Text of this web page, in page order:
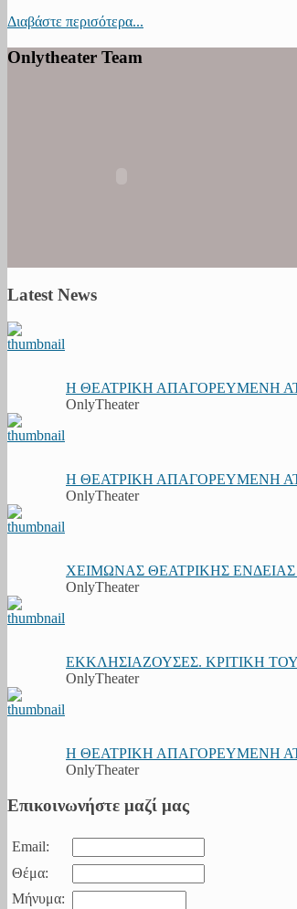
Διαβάστε περισότερα...
Onlytheater Team
Latest News
Η ΘΕΑΤΡΙΚΗ ΑΠΑΓΟΡΕΥΜΕΝΗ
OnlyTheater
Η ΘΕΑΤΡΙΚΗ ΑΠΑΓΟΡΕΥΜΕΝΗ
OnlyTheater
ΧΕΙΜΩΝΑΣ ΘΕΑΤΡΙΚΗΣ
OnlyTheater
ΕΚΚΛΗΣΙΑΖΟΥΣΕΣ. ΚΡΙΤΙΚΗ
OnlyTheater
Η ΘΕΑΤΡΙΚΗ ΑΠΑΓΟΡΕΥΜΕΝΗ
OnlyTheater
Επικοινωνήστε μαζί μας
Email:
Θέμα:
Μήνυμα: